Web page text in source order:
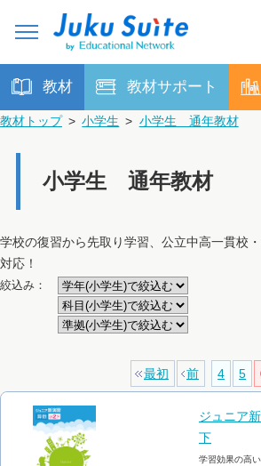
教材 教材サポート
教材トップ > 小学生 > 小学生 通年教材
小学生 通年教材
学校の復習から先取り学習、公立中高一貫校
対応！
絞込み：
最初
前 4 5
ジュニア
下
学習効果の高